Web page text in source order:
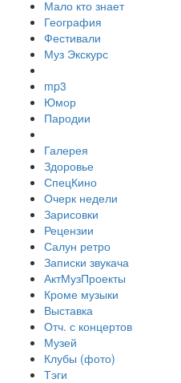
Мало кто знает
География
Фестивали
Муз Экскурс
mp3
Юмор
Пародии
Галерея
Здоровье
СпецКино
Очерк недели
Зарисовки
Рецензии
Салун ретро
Записки звукача
АктМузПроекты
Кроме музыки
Выставка
Отч. с концертов
Музей
Клубы (фото)
Тэги